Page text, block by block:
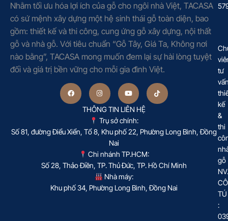
Nhằm tối ưu hóa lợi ích của gỗ cho ngôi nhà Việt, TACASA
có sứ mệnh xây dựng một hệ sinh thái gỗ toàn diện, bao
gồm: thiết kế và thi công, cung ứng gỗ xây dựng, nội thất
gỗ và nhà gỗ. Với tiêu chuẩn “Gỗ Tây, Giá Ta, Không nơi
nào bằng”, TACASA mong muốn đem lại sự hài lòng tuyệt
đối và giá trị bền vững cho mỗi gia đình Việt.
THÔNG TIN LIÊN HỆ
Trụ sở chính:
Số 81, đường Điểu Xiển, Tổ 8, Khu phố 22, Phường Long Bình, Đồng
Nai
Chi nhánh TP.HCM:
Số 28, Thảo Điền, TP. Thủ Đức, TP. Hồ Chí Minh
Nhà máy:
Khu phố 34, Phường Long Bình, Đồng Nai
tư
kế
&
thi
gỗ
NV.
TÚ
: